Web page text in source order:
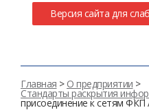
Версия сайта для
Главная > О предприятии >
Стандарты раскрытия
присоединение к сетям